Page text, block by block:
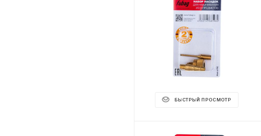
БЫСТРЫЙ ПРОСМОТР